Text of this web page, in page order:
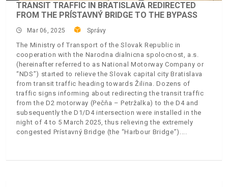
TRANSIT TRAFFIC IN BRATISLAVA REDIRECTED
FROM THE PRÍSTAVNÝ BRIDGE TO THE BYPASS
Mar 06, 2025 Správy
The Ministry of Transport of the Slovak Republic in
cooperation with the Narodna dialnicna spolocnost, a.s.
(hereinafter referred to as National Motorway Company or
“NDS”) started to relieve the Slovak capital city Bratislava
from transit traffic heading towards Žilina. Dozens of
traffic signs informing about redirecting the transit traffic
from the D2 motorway (Pečňa – Petržalka) to the D4 and
subsequently the D1/D4 intersection were installed in the
night of 4 to 5 March 2025, thus relieving the extremely
congested Prístavný Bridge (the “Harbour Bridge”).